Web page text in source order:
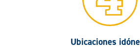
Ubicaciones